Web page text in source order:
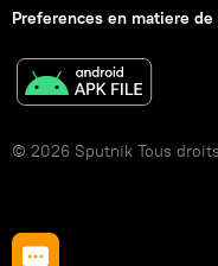
Preferences en matiere de
© 2026 Sputnik Tous